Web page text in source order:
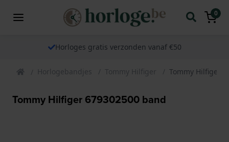
0
Horloges gratis verzonden vanaf €50
Horlogebandjes Tommy Hilfiger Tommy Hilfiger
Tommy Hilfiger 679302500 band